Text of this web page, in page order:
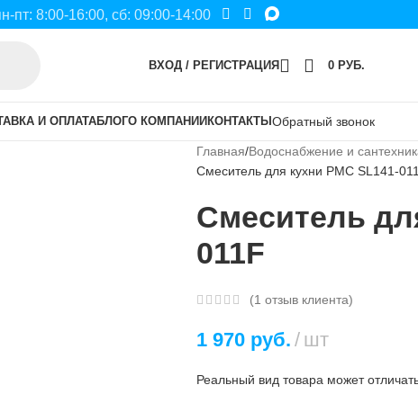
пт: 8:00-16:00, сб: 09:00-14:00
ВХОД / РЕГИСТРАЦИЯ 0РУБ.
И ОПЛАТАБЛОГО КОМПАНИИ КОНТАКТЫ Обратный звонок
Главная Водоснабжение и
Смеситель для кухни РМС SL141-
Смеситель
011F
(1 отзыв клиента)
1 970 руб. шт
Реальный вид товара может